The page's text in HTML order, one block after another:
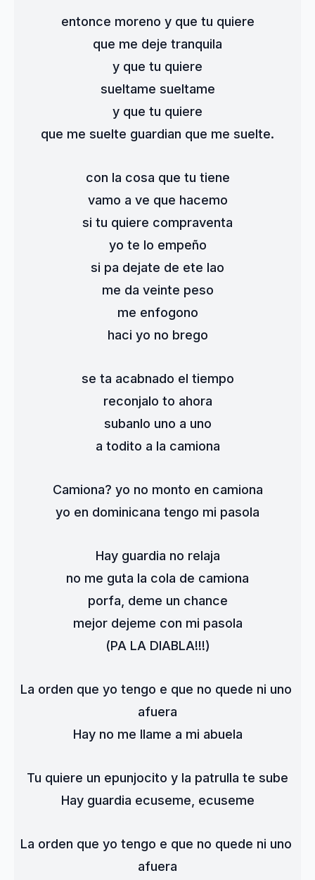
entonce moreno y que tu quiere
que me deje tranquila
y que tu quiere
sueltame sueltame
y que tu quiere
que me suelte guardian que me suelte.
con la cosa que tu tiene
vamo a ve que hacemo
si tu quiere compraventa
yo te lo empeño
si pa dejate de ete lao
me da veinte peso
me enfogono
haci yo no brego
se ta acabnado el tiempo
reconjalo to ahora
subanlo uno a uno
a todito a la camiona
Camiona? yo no monto en camiona
yo en dominicana tengo mi pasola
Hay guardia no relaja
no me guta la cola de camiona
porfa, deme un chance
mejor dejeme con mi pasola
(PA LA DIABLA!!!)
La orden que yo tengo e que no quede ni uno
afuera
Hay no me llame a mi abuela
Tu quiere un epunjocito y la patrulla te sube
Hay guardia ecuseme, ecuseme
La orden que yo tengo e que no quede ni uno
afuera